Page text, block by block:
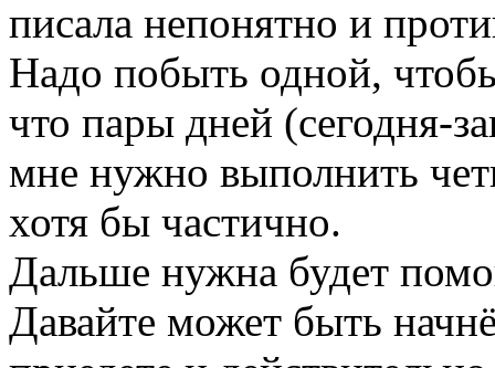
писала непонятно и
Надо побыть одной,
что пары дней (сегодня-
мне нужно выполнить
хотя бы частично.
Дальше нужна будет
Давайте может быть